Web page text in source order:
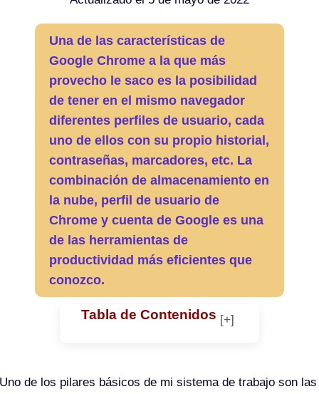
Una de las características de
Google Chrome a la que más
provecho le saco es la posibilidad
de tener en el mismo navegador
diferentes perfiles de usuario, cada
uno de ellos con su propio historial,
contraseñas, marcadores, etc. La
combinación de almacenamiento en
la nube, perfil de usuario de
Chrome y cuenta de Google es una
de las herramientas de
productividad más eficientes que
conozco.
Tabla de Contenidos
Uno de los pilares básicos de mi sistema de trabajo son las